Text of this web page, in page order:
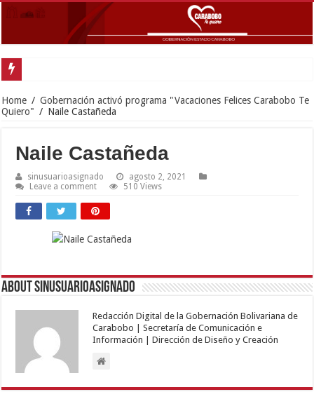
Home / Gobernación activó programa "Vacaciones Felices Carabobo Te
Quiero" / Naile Castañeda
Naile Castañeda
sinusuarioasignado
agosto 2, 2021
Leave a comment
510 Views
About sinusuarioasignado
Redacción Digital de la Gobernación Bolivariana de
Carabobo | Secretaría de Comunicación e
Información | Dirección de Diseño y Creación